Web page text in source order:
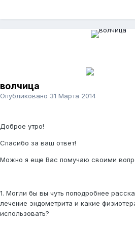
волчица
Опубликовано 31 Марта 2014
Доброе утро!
Спасибо за ваш ответ!
Можно я еще Вас помучаю своими
1. Могли бы вы чуть поподробнее
лечение эндометрита и какие
использовать?